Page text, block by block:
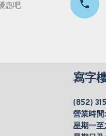
惠吧
寫字
(852)
營業時間:
星期一